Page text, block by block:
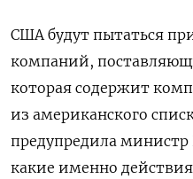
США будут пытаться
компаний,
которая содержит
из американского
предупредила
какие именно